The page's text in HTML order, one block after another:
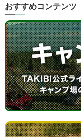
おすすめコンテンツ